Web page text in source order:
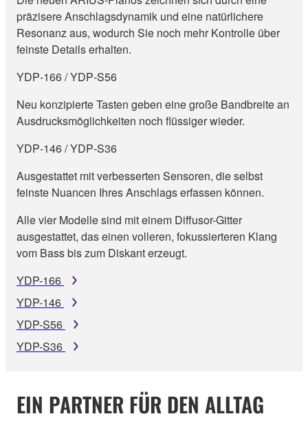
präzisere Anschlagsdynamik und eine natürlichere
Resonanz aus, wodurch Sie noch mehr Kontrolle über
feinste Details erhalten.
YDP‑166 / YDP‑S56
Neu konzipierte Tasten geben eine große Bandbreite an
Ausdrucksmöglichkeiten noch flüssiger wieder.
YDP‑146 / YDP‑S36
Ausgestattet mit verbesserten Sensoren, die selbst
feinste Nuancen Ihres Anschlags erfassen können.
Alle vier Modelle sind mit einem Diffusor-Gitter
ausgestattet, das einen volleren, fokussierteren Klang
vom Bass bis zum Diskant erzeugt.
YDP-166
YDP-146
YDP-S56
YDP-S36
EIN PARTNER FÜR DEN ALLTAG